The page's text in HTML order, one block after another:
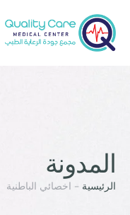
المدونة
الرئيسية - اخصائي الباطنية